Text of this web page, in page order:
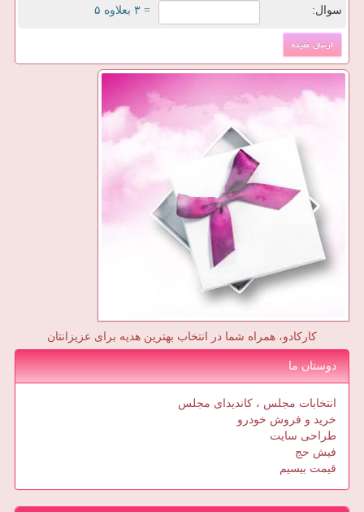
سوال: = ۳ بعلاوه ۵
کارکادو، همراه شما در انتخاب بهترین هدیه برای عزیزانتان
دوستان ما
انتخابات مجلس ، کاندیدای مجلس
خرید و فروش خودرو
طراحی سایت
فیش حج
قیمت بیسیم